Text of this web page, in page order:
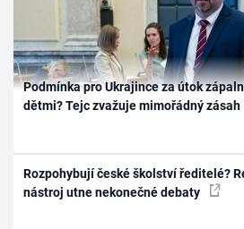
Podmínka pro Ukrajince za útok
dětmi? Tejc zvažuje mimořádný zásah
Rozpohybují české školství ředitelé?
nástroj utne nekonečné debaty